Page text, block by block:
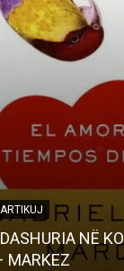
ARTIKUJ
NË
MARKEZ